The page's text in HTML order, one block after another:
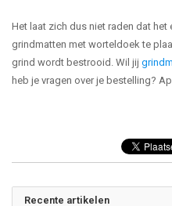
Het laat zich dus niet raden dat
grindmatten met worteldoek te
grind wordt bestrooid. Wil jij
heb je vragen over je bestelling?
Recente artikelen